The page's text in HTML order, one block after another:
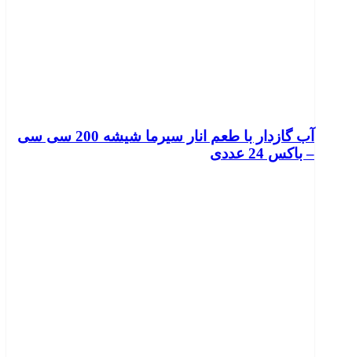
آب گازدار با طعم انار سیرما شیشه 200 سی سی
– باکس 24 عددی